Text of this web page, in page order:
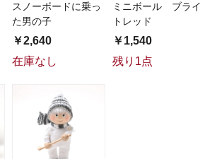
スノーボードに乗っ
た男の子
￥2,640
在庫なし
ミニボール ブライ
トレッド
￥1,540
残り1点